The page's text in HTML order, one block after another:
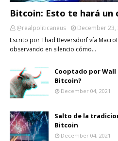
Bitcoin: Esto te hará un
@realpoliticaneus
December 23,
Escrito por Thad Beversdorf vía
observando en silencio cómo…
Cooptado por
Bitcoin?
December 04, 2021
Salto de la
Bitcoin
December 04, 2021